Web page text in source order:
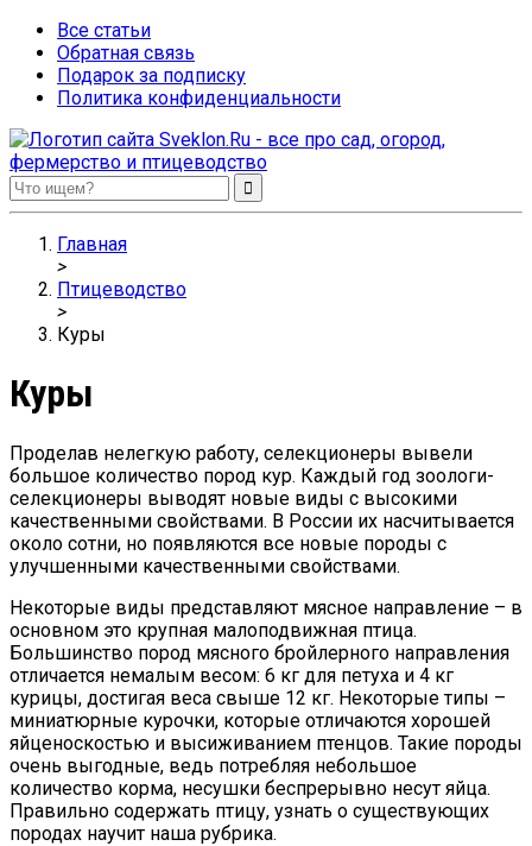
Все статьи
Обратная связь
Подарок за подписку
Политика конфиденциальности
Sveklon.Ru – все про сад, огород, фермерство и птицеводство
Главная
>
Птицеводство
>
Куры
Куры
Проделав нелегкую работу, селекционеры вывели
большое количество пород кур. Каждый год зоологи-
селекционеры выводят новые виды с высокими
качественными свойствами. В России их насчитывается
около сотни, но появляются все новые породы с
улучшенными качественными свойствами.
Некоторые виды представляют мясное направление – в
основном это крупная малоподвижная птица.
Большинство пород мясного бройлерного направления
отличается немалым весом: 6 кг для петуха и 4 кг
курицы, достигая веса свыше 12 кг. Некоторые типы –
миниатюрные курочки, которые отличаются хорошей
яйценоскостью и высиживанием птенцов. Такие породы
очень выгодные, ведь потребляя небольшое
количество корма, несушки беспрерывно несут яйца.
Правильно содержать птицу, узнать о существующих
породах научит наша рубрика.